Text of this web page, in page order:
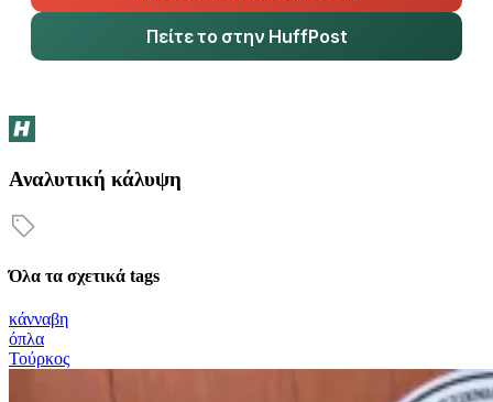
Πείτε το στην HuffPost
Αναλυτική κάλυψη
Όλα τα σχετικά tags
κάνναβη
όπλα
Τούρκος